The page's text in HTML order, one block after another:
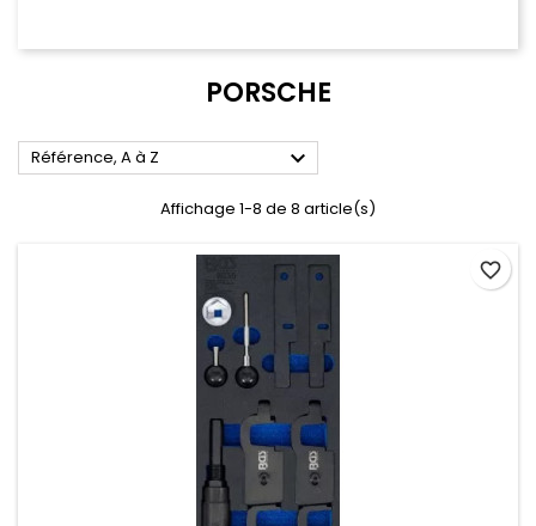
PORSCHE
Référence, A à Z 
Affichage 1-8 de 8 article(s)
favorite_border